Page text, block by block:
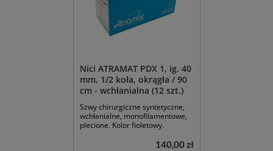
Nici ATRAMAT PDX 1, ig. 40
mm, 1/2 koła, okrągła / 90
cm - wchłanialna (12 szt.)
Szwy chirurgiczne syntetyczne,
wchłanialne, monofilamentowe,
plecione. Kolor fioletowy.
140,00 zł